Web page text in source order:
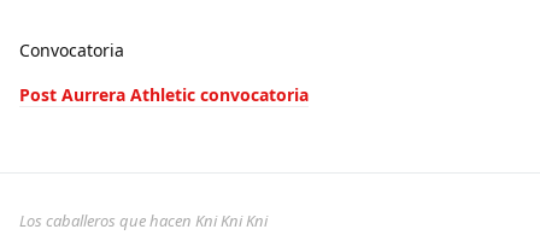
Convocatoria
Post Aurrera Athletic convocatoria
Los caballeros que hacen Kni Kni Kni